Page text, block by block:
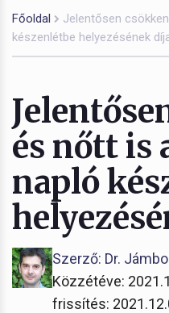
Főoldal
Jelentősen
készenlétbe helyezésének
és nőtt is
napló
Szerző: Dr.
Közzétéve:
frissítés: